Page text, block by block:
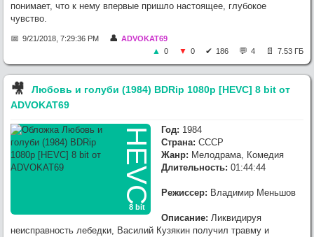
понимает, что к нему впервые пришло настоящее, глубокое
чувство.
9/21/2018, 7:29:36 PM
ADVOKAT69
0
0 186 4 7.53 ГБ
🎥︎
Любовь и голуби (1984) BDRip 1080p [HEVC] 8 bit от
ADVOKAT69
HEVC
8 bit
Год: 1984
Страна: СССР
Жанр: Мелодрама, Комедия
Длительность: 01:44:44
Режиссер: Владимир Меньшов
Описание: Ликвидируя
неисправность лебедки, Василий Кузякин получил травму и